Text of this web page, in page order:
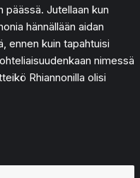
päässä. Jutellaan kun
hännällään aidan
ennen kuin tapahtuisi
nimessä
Rhiannonilla olisi